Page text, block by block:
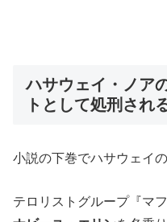
ハサウェイ・ノア
トとして処刑され
小説の下巻でハサウェイ
テロリストグループ『マ